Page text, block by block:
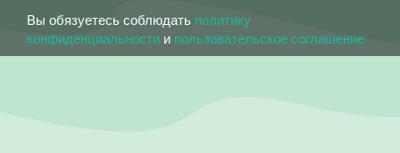
Вы обязуетесь соблюдать политику
конфиденциальности и пользовательское соглашение